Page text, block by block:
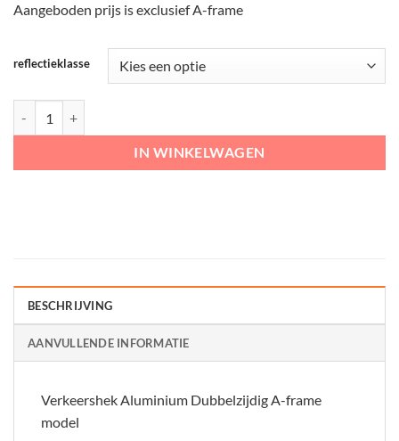
€382,00
tot
Aangeboden prijs is exclusief A-frame
reflectieklasse
IN WINKELWAGEN
BESCHRIJVING
AANVULLENDE INFORMATIE
Verkeershek Aluminium Dubbelzijdig A-frame
model